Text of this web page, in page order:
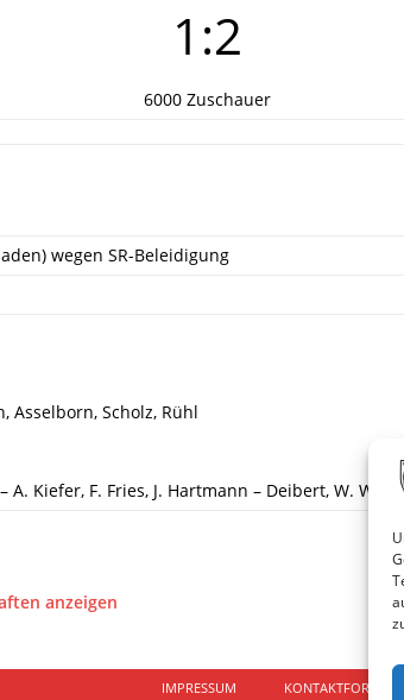
1:2
6000 Zuschauer
wegen SR-Beleidigung
Asselborn, Scholz, Rühl
A. Kiefer, F. Fries, J. Hartmann – Deibert, W.
anzeigen
IMPRESSUM